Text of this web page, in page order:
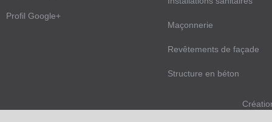
Profil Google+
Maçonnerie
Revêtements de façade
Structure en béton